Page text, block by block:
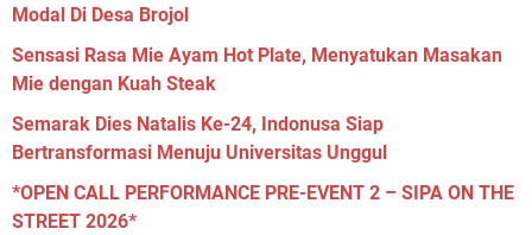
Modal Di Desa Brojol
Sensasi Rasa Mie Ayam Hot Plate, Menyatukan Masakan
Mie dengan Kuah Steak
Semarak Dies Natalis Ke-24, Indonusa Siap
Bertransformasi Menuju Universitas Unggul
*OPEN CALL PERFORMANCE PRE-EVENT 2 – SIPA ON THE
STREET 2026*